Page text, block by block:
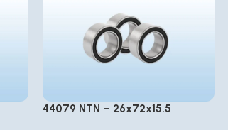
44079 NTN – 26x72x15.5